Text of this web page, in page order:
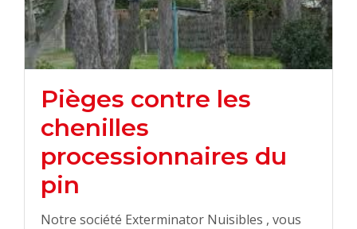
Pièges contre les
chenilles
processionnaires du
pin
Notre société Exterminator Nuisibles , vous